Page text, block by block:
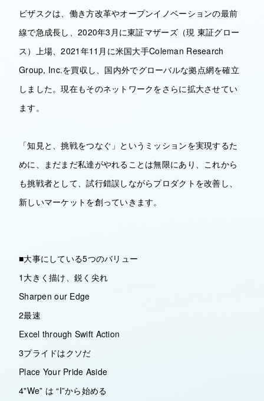
ビザスクは、働き方改革やオープンイノベーションの最前
線で急成長し、2020年3月に東証マザーズ（現 東証グロー
ス）上場、2021年11月に米国大手Coleman Research
Group, Inc.を買収し、国内外でグローバルな拠点網を確立
しました。現在もそのネットワークをさらに拡大させてい
ます。
「知見と、挑戦をつなぐ」というミッションを実現するた
めに、まだまだ私達がやれることは無限にあり、これから
も挑戦者として、試行錯誤しながらプロダクトを改善し、
新しいマーケットを創っていきます。
■大事にしている5つのバリュー
1大きく描け、鋭く尖れ
Sharpen our Edge
2最速
Excel through Swift Action
3プライドはクソだ
Place Your Pride Aside
4"We” は “I”から始める